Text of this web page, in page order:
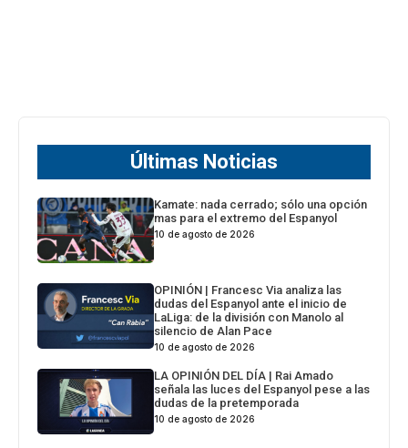
Últimas Noticias
Kamate: nada cerrado; sólo una opción
mas para el extremo del Espanyol
10 de agosto de 2026
OPINIÓN | Francesc Via analiza las
dudas del Espanyol ante el inicio de
LaLiga: de la división con Manolo al
silencio de Alan Pace
10 de agosto de 2026
LA OPINIÓN DEL DÍA | Rai Amado
señala las luces del Espanyol pese a las
dudas de la pretemporada
10 de agosto de 2026